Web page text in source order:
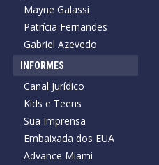
Mayne Galassi
Patrícia Fernandes
Gabriel Azevedo
INFORMES
Canal Jurídico
Kids e Teens
Sua Imprensa
Embaixada dos EUA
Advance Miami